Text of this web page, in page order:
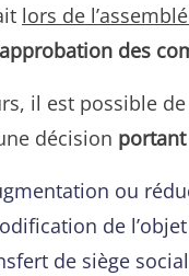
lors de
des
il est possible
décision
ou
de
de siège